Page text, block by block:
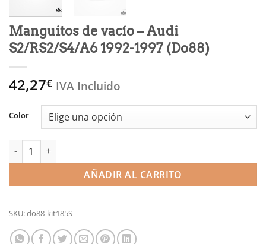
Manguitos de vacío – Audi
S2/RS2/S4/A6 1992-1997 (Do88)
42,27€ IVA Incluido
Color
Manguitos de vacío - Audi S2/RS2/S4/A6 1992-1997 (Do88)
AÑADIR AL CARRITO
SKU:do88-kit185S